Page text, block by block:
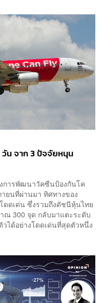
วัน จาก 3 ปัจจัยหนุน
การพัฒนาวัคซีนป้องกันโค
ยนที่ผ่านมา ทิศทางของ
ดเด่น ซึ่งรวมถึงดัชนีหุ้นไทย
ณ 300 จุด กลับมาแตะระดับ
ด้อย่างโดดเด่นที่สุดตัวหนึ่ง